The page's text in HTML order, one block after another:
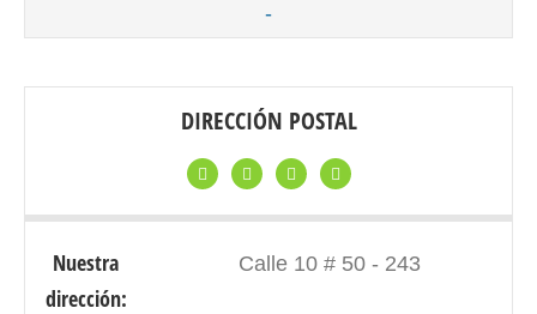
-
DIRECCIÓN POSTAL
Nuestra
dirección:
Calle 10 # 50 - 243